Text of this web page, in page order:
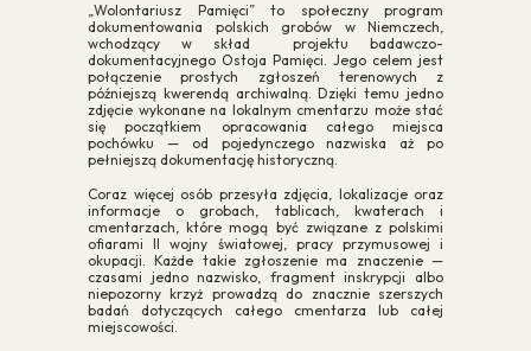
„Wolontariusz Pamięci” to społeczny program
dokumentowania polskich grobów w Niemczech,
wchodzący w skład projektu badawczo-
dokumentacyjnego Ostoja Pamięci. Jego celem jest
połączenie prostych zgłoszeń terenowych z
późniejszą kwerendą archiwalną. Dzięki temu jedno
zdjęcie wykonane na lokalnym cmentarzu może stać
się początkiem opracowania całego miejsca
pochówku — od pojedynczego nazwiska aż po
pełniejszą dokumentację historyczną.
Coraz więcej osób przesyła zdjęcia, lokalizacje oraz
informacje o grobach, tablicach, kwaterach i
cmentarzach, które mogą być związane z polskimi
ofiarami II wojny światowej, pracy przymusowej i
okupacji. Każde takie zgłoszenie ma znaczenie —
czasami jedno nazwisko, fragment inskrypcji albo
niepozorny krzyż prowadzą do znacznie szerszych
badań dotyczących całego cmentarza lub całej
miejscowości.